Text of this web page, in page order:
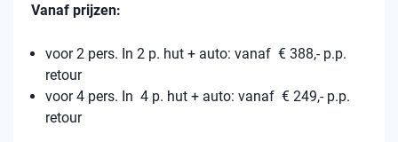
Vanaf prijzen:
voor 2 pers. In 2 p. hut + auto: vanaf € 388,- p.p.
retour
voor 4 pers. In 4 p. hut + auto: vanaf € 249,- p.p.
retour